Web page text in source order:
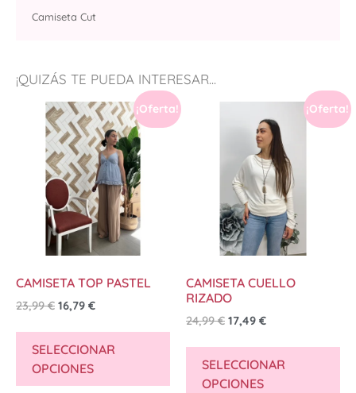
¡QUIZÁS TE PUEDA INTERESAR...
¡Oferta!
CAMISETA TOP PASTEL
23,99€ 16,79 €
SELECCIONAR
OPCIONES
¡Oferta!
CAMISETA CUELLO
RIZADO
24,99€ 17,49 €
SELECCIONAR
OPCIONES
Camiseta Cut